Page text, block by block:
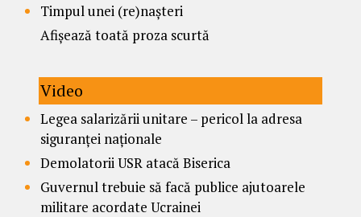
Timpul unei (re)nașteri
Afișează toată proza scurtă
Video
Legea salarizării unitare – pericol la adresa
siguranței naționale
Demolatorii USR atacă Biserica
Guvernul trebuie să facă publice ajutoarele
militare acordate Ucrainei